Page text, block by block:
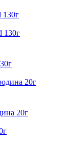
130г
20г